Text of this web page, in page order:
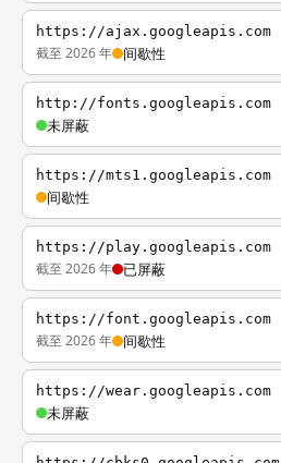
https://ajax.googleapis.com
截至 2026 年 间歇性
http://fonts.googleapis.com
未屏蔽
https://mts1.googleapis.com
间歇性
https://play.googleapis.com
截至 2026 年 已屏蔽
https://font.googleapis.com
截至 2026 年 间歇性
https://wear.googleapis.com
未屏蔽